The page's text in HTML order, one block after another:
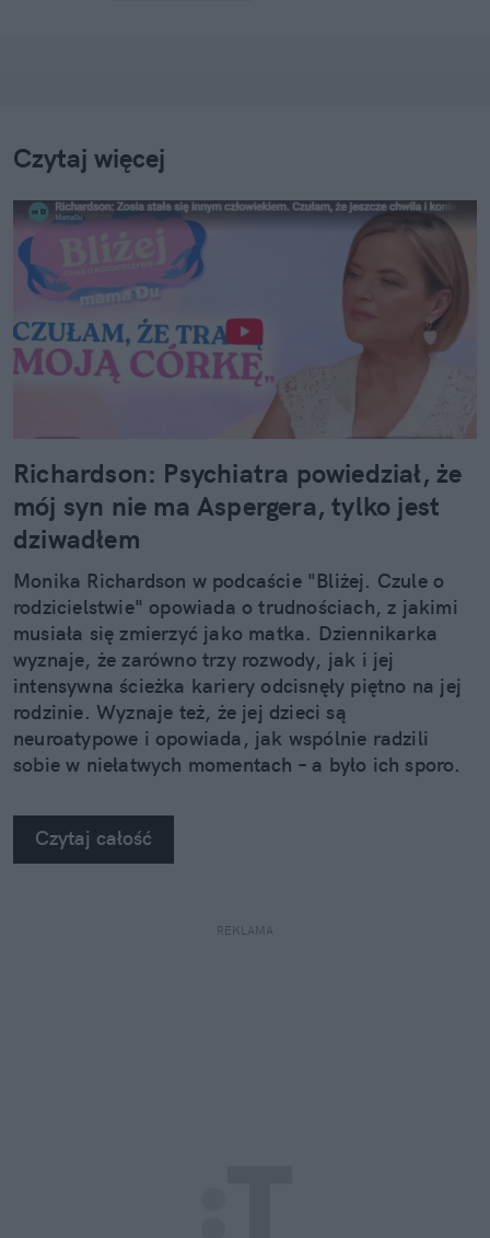
Czytaj więcej
Richardson: Psychiatra powiedział, że
mój syn nie ma Aspergera, tylko jest
dziwadłem
Monika Richardson w podcaście "Bliżej. Czule o
rodzicielstwie" opowiada o trudnościach, z jakimi
musiała się zmierzyć jako matka. Dziennikarka
wyznaje, że zarówno trzy rozwody, jak i jej
intensywna ścieżka kariery odcisnęły piętno na jej
rodzinie. Wyznaje też, że jej dzieci są
neuroatypowe i opowiada, jak wspólnie radzili
sobie w niełatwych momentach – a było ich sporo.
Czytaj całość
REKLAMA